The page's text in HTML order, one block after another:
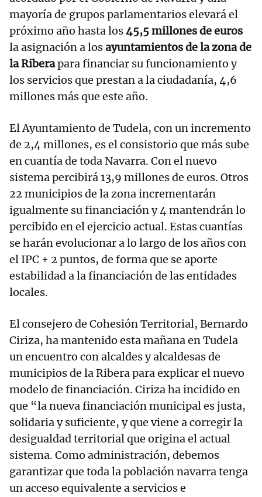
mayoría de grupos parlamentarios elevará el
próximo año hasta los45,5 millones de euros
la asignación a losayuntamientos de la zona de
la Riberapara financiar su funcionamiento y
los servicios que prestan a la ciudadanía, 4,6
millones más que este año.
El Ayuntamiento de Tudela, con un incremento
de 2,4 millones, es el consistorio que más sube
en cuantía de toda Navarra. Con el nuevo
sistema percibirá 13,9 millones de euros. Otros
22 municipios de la zona incrementarán
igualmente su financiación y 4 mantendrán lo
percibido en el ejercicio actual. Estas cuantías
se harán evolucionar a lo largo de los años con
el IPC + 2 puntos, de forma que se aporte
estabilidad a la financiación de las entidades
locales.
El consejero de Cohesión Territorial, Bernardo
Ciriza, ha mantenido esta mañana en Tudela
un encuentro con alcaldes y alcaldesas de
municipios de la Ribera para explicar el nuevo
modelo de financiación. Ciriza ha incidido en
que “la nueva financiación municipal es justa,
solidaria y suficiente, y que viene a corregir la
desigualdad territorial que origina el actual
sistema. Como administración, debemos
garantizar que toda la población navarra tenga
un acceso equivalente a servicios e